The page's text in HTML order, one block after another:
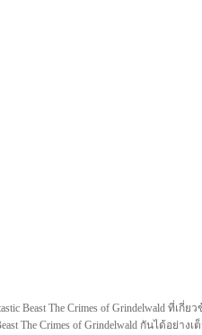
Beast The Crimes of Grindelwald ที่เกี่ย
The Crimes of Grindelwald กันได้อย่างเ